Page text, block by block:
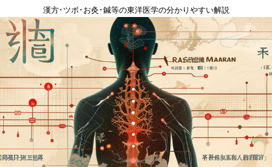
漢方･ツボ･お灸･鍼等の東洋医学の分かりやすい解説